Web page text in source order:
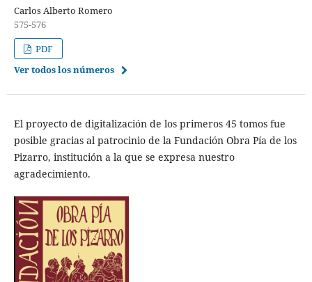
Carlos Alberto Romero
575-576
PDF
Ver todos los números
El proyecto de digitalización de los primeros 45 tomos fue
posible gracias al patrocinio de la Fundación Obra Pía de los
Pizarro, institución a la que se expresa nuestro
agradecimiento.